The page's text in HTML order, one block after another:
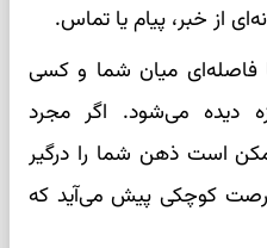
از خبر، پیام یا تماس.
فاصله‌ای میان شما و کسی
دیده می‌شود. اگر مجرد
است ذهن شما را درگیر
کوچکی پیش می‌آید که